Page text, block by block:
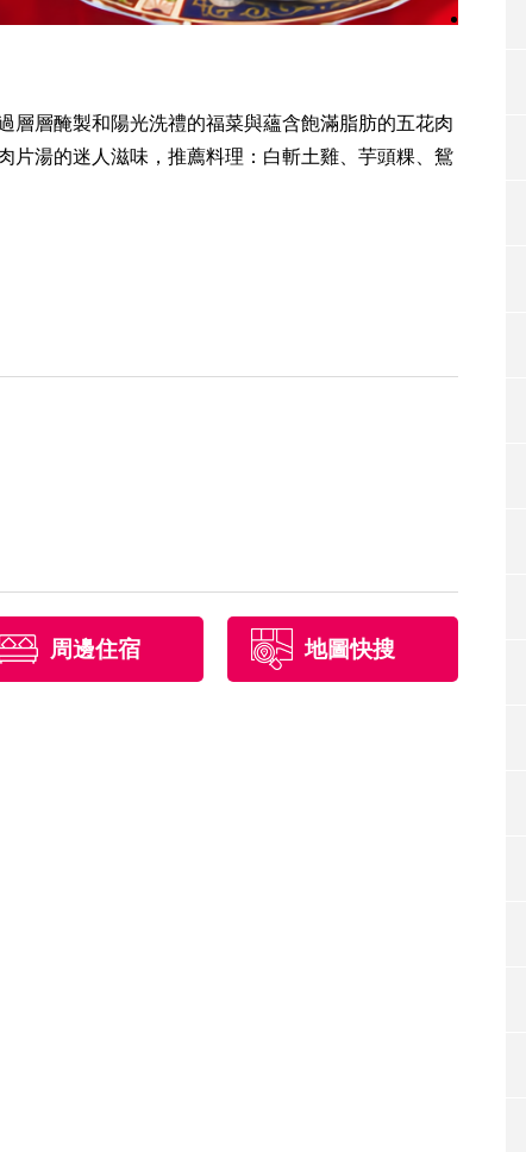
層層醃製和陽光洗禮的福菜與蘊含飽滿脂肪的五花肉
片湯的迷人滋味，推薦料理：白斬土雞、芋頭粿、鴛
周邊住宿 地圖快搜